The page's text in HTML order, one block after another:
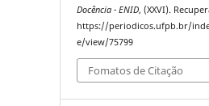
Docência - ENID, (XXVI).
https://periodicos.ufpb.br/
e/view/75799
Fomatos de Citação